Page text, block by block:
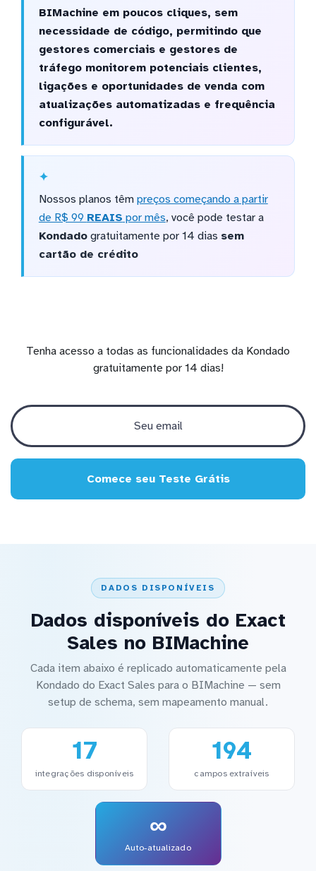
BIMachine em poucos cliques, sem
necessidade de código, permitindo que
gestores comerciais e gestores de
tráfego monitorem potenciais clientes,
ligações e oportunidades de venda com
atualizações automatizadas e frequência
configurável.
Nossos planos têm preços começando a partir
de R$ 99 REAIS por mês, você pode testar a
Kondadogratuitamente por 14 dias sem
cartão de crédito
Tenha acesso a todas as funcionalidades da Kondado
gratuitamente por 14 dias!
Comece seu Teste Grátis
DADOS DISPONÍVEIS
Dados disponíveis do Exact
Sales no BIMachine
Cada item abaixo é replicado automaticamente pela
Kondado do Exact Sales para o BIMachine — sem
setup de schema, sem mapeamento manual.
17
integrações disponíveis
194
campos extraíveis
∞
Auto-atualizado